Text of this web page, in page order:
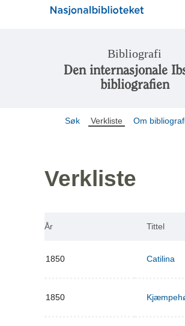
Bibliografi
Den internasjonale
bibliografien
Søk Verkliste Om
Verkliste
År Tittel
1850 Catilina
1850